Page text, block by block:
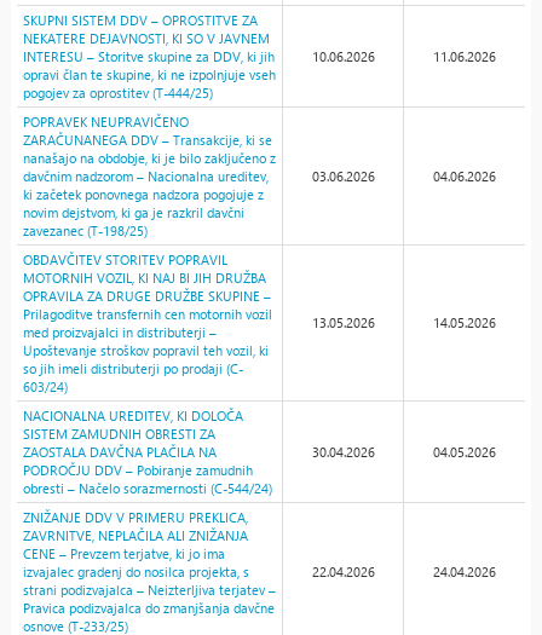
SKUPNI SISTEM DDV – OPROSTITVE ZA
NEKATERE DEJAVNOSTI, KI SO V JAVNEM
INTERESU – Storitve skupine za DDV, ki jih
opravi član te skupine, ki ne izpolnjuje vseh
pogojev za oprostitev (T-444/25)
10.06.2026 11.06.2026
POPRAVEK NEUPRAVIČENO
ZARAČUNANEGA DDV – Transakcije, ki se
nanašajo na obdobje, ki je bilo zaključeno z
davčnim nadzorom – Nacionalna ureditev,
ki začetek ponovnega nadzora pogojuje z
novim dejstvom, ki ga je razkril davčni
zavezanec (T-198/25)
03.06.2026 04.06.2026
OBDAVČITEV STORITEV POPRAVIL
MOTORNIH VOZIL, KI NAJ BI JIH DRUŽBA
OPRAVILA ZA DRUGE DRUŽBE SKUPINE –
Prilagoditve transfernih cen motornih vozil
med proizvajalci in distributerji –
Upoštevanje stroškov popravil teh vozil, ki
so jih imeli distributerji po prodaji (C-
603/24)
13.05.2026 14.05.2026
NACIONALNA UREDITEV, KI DOLOČA
SISTEM ZAMUDNIH OBRESTI ZA
ZAOSTALA DAVČNA PLAČILA NA
PODROČJU DDV – Pobiranje zamudnih
obresti – Načelo sorazmernosti (C-544/24)
30.04.2026 04.05.2026
ZNIŽANJE DDV V PRIMERU PREKLICA,
ZAVRNITVE, NEPLAČILA ALI ZNIŽANJA
CENE – Prevzem terjatve, ki jo ima
izvajalec gradenj do nosilca projekta, s
strani podizvajalca – Neizterljiva terjatev –
Pravica podizvajalca do zmanjšanja davčne
osnove (T-233/25)
22.04.2026 24.04.2026